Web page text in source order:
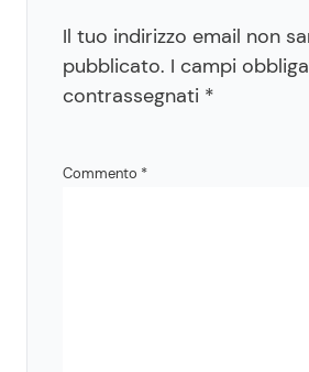
Il tuo indirizzo email non
pubblicato. I campi
contrassegnati *
Commento *